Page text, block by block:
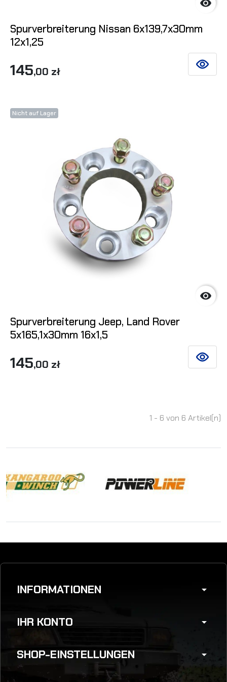

Spurverbreiterung Nissan 6x139,7x30mm
12x1,25
145,00 zł SIEHE
Nicht auf Lager

Spurverbreiterung Jeep, Land Rover
5x165,1x30mm 16x1,5
145,00 zł SIEHE
1 - 6 von 6 Artikel(n)
INFORMATIONEN arrow_drop_down
IHR KONTO arrow_drop_down
SHOP-EINSTELLUNGEN arrow_drop_down